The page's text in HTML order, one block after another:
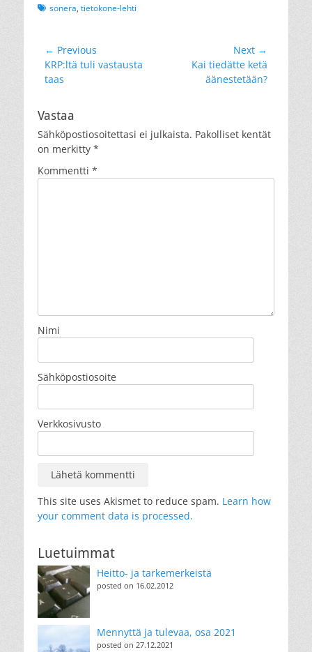
Tagssonera, tietokone-lehti
Artikkelien
selaus
← Previous
Previous
post:
KRP:ltä tuli vastausta
taas
Next →
Kai tiedätte ketä
äänestetään?
Vastaa
Sähköpostiosoitettasi ei julkaista. Pakolliset kentät
on merkitty *
Kommentti *
Nimi
Sähköpostiosoite
Verkkosivusto
This site uses Akismet to reduce spam. Learn how
your comment data is processed.
Luetuimmat
Heitto- ja tarkemerkeistä
posted on 16.02.2012
Mennyttä ja tulevaa, osa 2021
posted on 27.12.2021